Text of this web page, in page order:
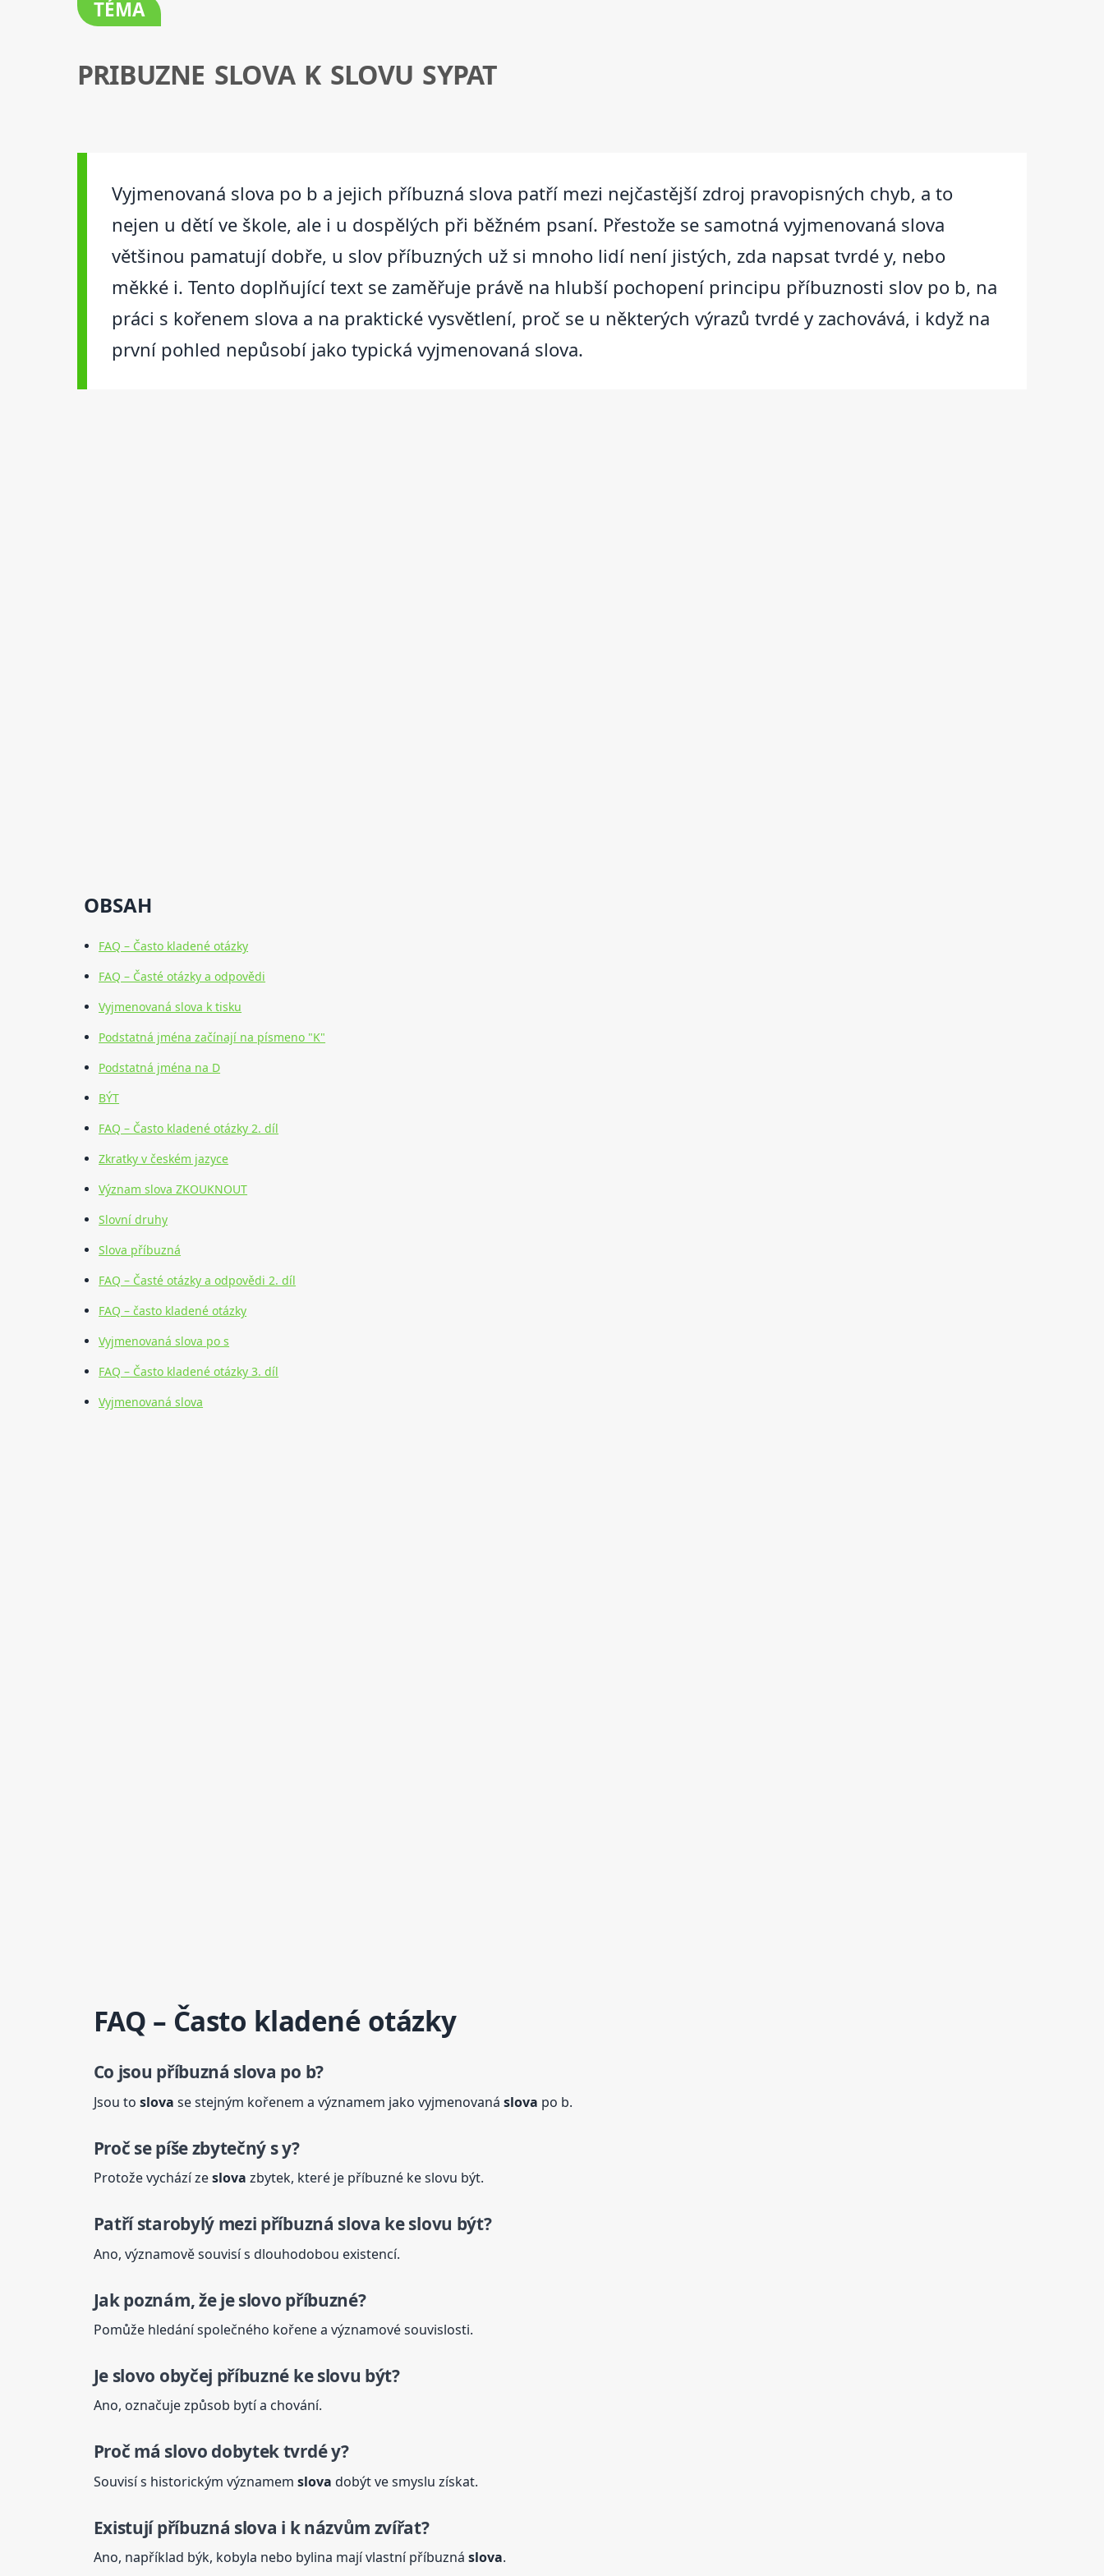
TÉMA
PRIBUZNE SLOVA K SLOVU SYPAT
Vyjmenovaná slova po b a jejich příbuzná slova patří mezi nejčastější zdroj pravopisných chyb, a to
nejen u dětí ve škole, ale i u dospělých při běžném psaní. Přestože se samotná vyjmenovaná slova
většinou pamatují dobře, u slov příbuzných už si mnoho lidí není jistých, zda napsat tvrdé y, nebo
měkké i. Tento doplňující text se zaměřuje právě na hlubší pochopení principu příbuznosti slov po b, na
práci s kořenem slova a na praktické vysvětlení, proč se u některých výrazů tvrdé y zachovává, i když na
první pohled nepůsobí jako typická vyjmenovaná slova.
OBSAH
FAQ – Často kladené otázky
FAQ – Časté otázky a odpovědi
Vyjmenovaná slova k tisku
Podstatná jména začínají na písmeno "K"
Podstatná jména na D
BÝT
FAQ – Často kladené otázky 2. díl
Zkratky v českém jazyce
Význam slova ZKOUKNOUT
Slovní druhy
Slova příbuzná
FAQ – Časté otázky a odpovědi 2. díl
FAQ – často kladené otázky
Vyjmenovaná slova po s
FAQ – Často kladené otázky 3. díl
Vyjmenovaná slova
FAQ – Často kladené otázky
Co jsou příbuzná slova po b?
Jsou to slova se stejným kořenem a významem jako vyjmenovaná slova po b.
Proč se píše zbytečný s y?
Protože vychází zeslova zbytek, které je příbuzné ke slovu být.
Patří starobylý mezi příbuzná slova ke slovu být?
Ano, významově souvisí s dlouhodobou existencí.
Jak poznám, že je slovo příbuzné?
Pomůže hledání společného kořene a významové souvislosti.
Je slovo obyčej příbuzné ke slovu být?
Ano, označuje způsob bytí a chování.
Proč má slovo dobytek tvrdé y?
Souvisí s historickým významem slova dobýt ve smyslu získat.
Existují příbuzná slova i k názvům zvířat?
Ano, například býk, kobyla nebo bylina mají vlastní příbuzná slova.